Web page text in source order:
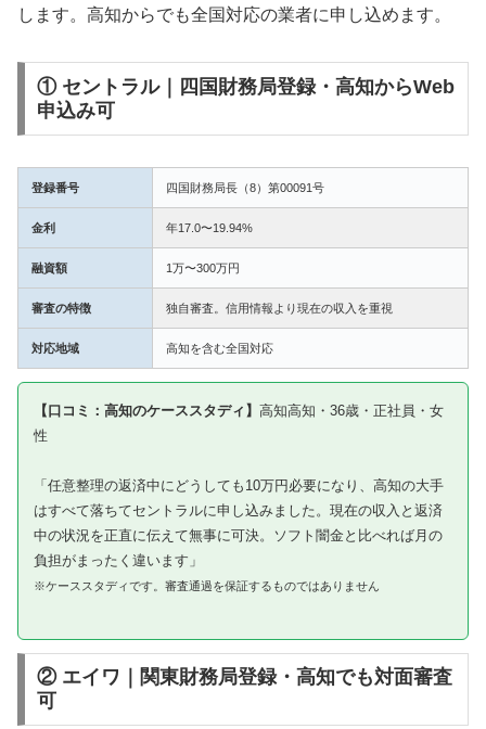
します。高知からでも全国対応の業者に申し込めます。
① セントラル｜四国財務局登録・高知からWeb
申込み可
登録番号 四国財務局長（8）第00091号
金利 年17.0〜19.94%
融資額 1万〜300万円
審査の特徴 独自審査。信用情報より現在の収入を重視
対応地域 高知を含む全国対応
【口コミ：高知のケーススタディ】 高知高知・36歳・正社員・女
性
「任意整理の返済中にどうしても10万円必要になり、高知の大手
はすべて落ちてセントラルに申し込みました。現在の収入と返済
中の状況を正直に伝えて無事に可決。ソフト闇金と比べれば月の
負担がまったく違います」
※ケーススタディです。審査通過を保証するものではありません
② エイワ｜関東財務局登録・高知でも対面審査
可